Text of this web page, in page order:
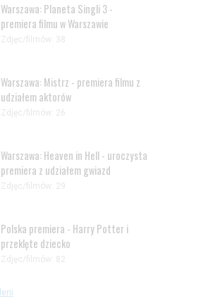
Warszawa: Planeta Singli 3 -
premiera filmu w Warszawie
Zdjęc/filmów: 38
Warszawa: Mistrz - premiera filmu z
udziałem aktorów
Zdjęc/filmów: 26
Warszawa: Heaven in Hell - uroczysta
premiera z udziałem gwiazd
Zdjęc/filmów: 29
Polska premiera - Harry Potter i
przeklęte dziecko
Zdjęc/filmów: 82